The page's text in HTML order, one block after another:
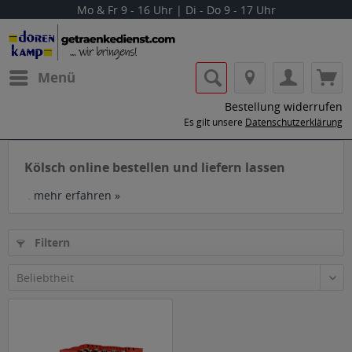
Mo & Fr 9 - 16 Uhr | Di - Do 9 - 17 Uhr
Menü
Bestellung widerrufen
Es gilt unsere Datenschutzerklärung
Kölsch online bestellen und liefern lassen
. mehr erfahren »
Filtern